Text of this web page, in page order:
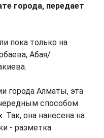
города, передает
пока только на
Абая/
города Алматы, эта
способом
Так, она нанесена на
- разметка